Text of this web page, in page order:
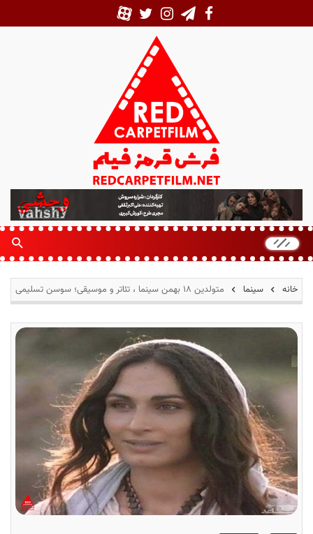
ر
ش
ر
م
ز
خانه سینما متولدین ۱۸ بهمن سینما ، تئاتر و موسیقی؛ سوسن تسلیمی